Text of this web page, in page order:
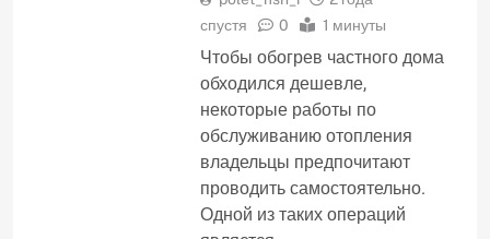
спустя
0 1 минуты
Чтобы обогрев частного дома
обходился дешевле,
некоторые работы по
обслуживанию отопления
владельцы предпочитают
проводить самостоятельно.
Одной из таких операций